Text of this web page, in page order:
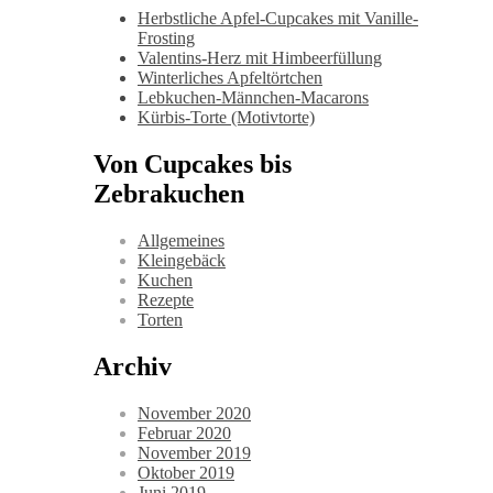
Herbstliche Apfel-Cupcakes mit Vanille-
Frosting
Valentins-Herz mit Himbeerfüllung
Winterliches Apfeltörtchen
Lebkuchen-Männchen-Macarons
Kürbis-Torte (Motivtorte)
Von Cupcakes bis
Zebrakuchen
Allgemeines
Kleingebäck
Kuchen
Rezepte
Torten
Archiv
November 2020
Februar 2020
November 2019
Oktober 2019